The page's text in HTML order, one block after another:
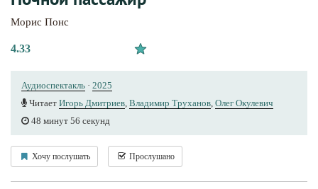
Морис Понс
4.33
Аудиоспектакль · 2025
Читает Игорь Дмитриев, Владимир Труханов, Олег Окулевич
48 минут 56 секунд
Хочу послушать Прослушано